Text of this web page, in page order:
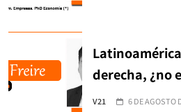
derecha, ¿no
V21 6 DE AGOSTO